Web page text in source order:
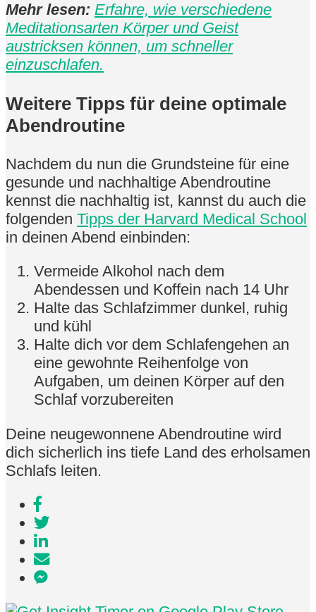
Mehr lesen: Erfahre, wie verschiedene
Meditationsarten Körper und Geist
austricksen können, um schneller
einzuschlafen.
Weitere Tipps für deine optimale
Abendroutine
Nachdem du nun die Grundsteine für eine
gesunde und nachhaltige Abendroutine
kennst die nachhaltig ist, kannst du auch die
folgenden Tipps der Harvard Medical School
in deinen Abend einbinden:
Vermeide Alkohol nach dem
Abendessen und Koffein nach 14 Uhr
Halte das Schlafzimmer dunkel, ruhig
und kühl
Halte dich vor dem Schlafengehen an
eine gewohnte Reihenfolge von
Aufgaben, um deinen Körper auf den
Schlaf vorzubereiten
Deine neugewonnene Abendroutine wird
dich sicherlich ins tiefe Land des erholsamen
Schlafs leiten.